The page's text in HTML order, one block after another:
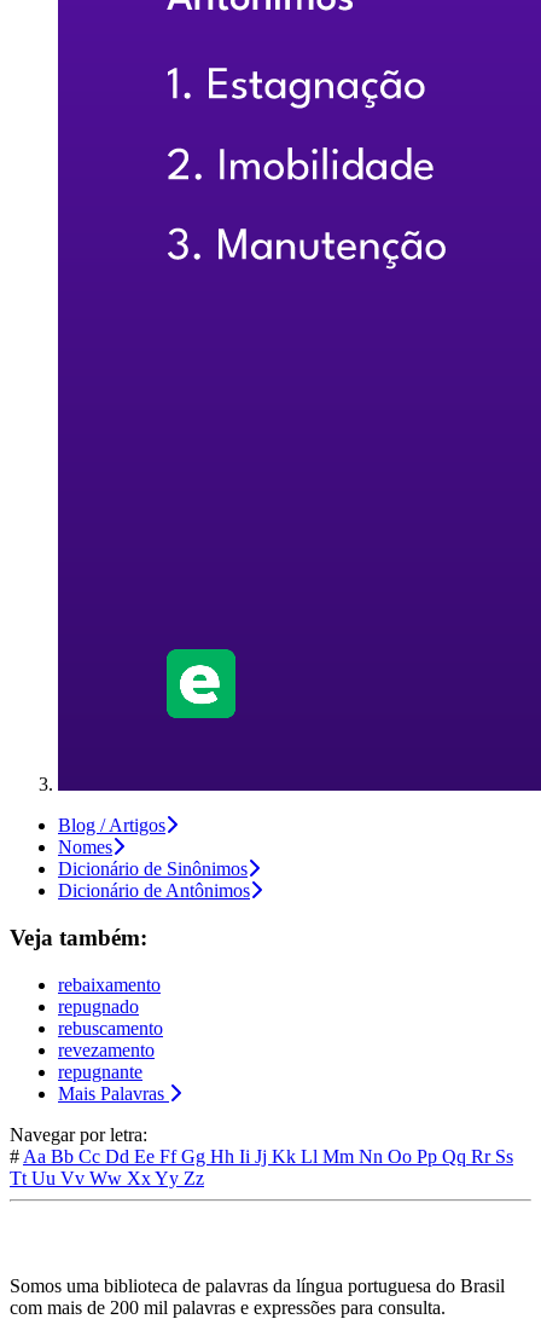
Blog / Artigos
Nomes
Dicionário de Sinônimos
Dicionário de Antônimos
Veja também:
rebaixamento
repugnado
rebuscamento
revezamento
repugnante
Mais Palavras
Navegar por letra:
# Aa Bb Cc Dd Ee FfGg Hh Ii Jj Kk Ll Mm Nn Oo Pp Qq Rr Ss
Tt Uu Vv Ww XxYy Zz
Somos uma biblioteca de palavras da língua portuguesa do Brasil
com mais de 200 mil palavras e expressões para consulta.